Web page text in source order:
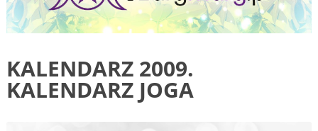
KALENDARZ 2009.
KALENDARZ JOGA